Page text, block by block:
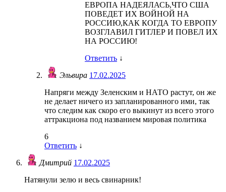
ЕВРОПА НАДЕЯЛАСЬ,ЧТО США
ПОВЕДЕТ ИХ ВОЙНОЙ НА
РОССИЮ,КАК КОГДА ТО ЕВРОПУ
ВОЗГЛАВИЛ ГИТЛЕР И ПОВЕЛ ИХ
НА РОССИЮ!
Ответить ↓
Эльвира 17.02.2025
Напряги между Зеленским и НАТО растут, он же
не делает ничего из запланированного ими, так
что следим как скоро его выкинут из всего этого
аттракциона под названием мировая политика
6
Ответить ↓
Дмитрий 17.02.2025
Натянули зелю и весь свинарник!